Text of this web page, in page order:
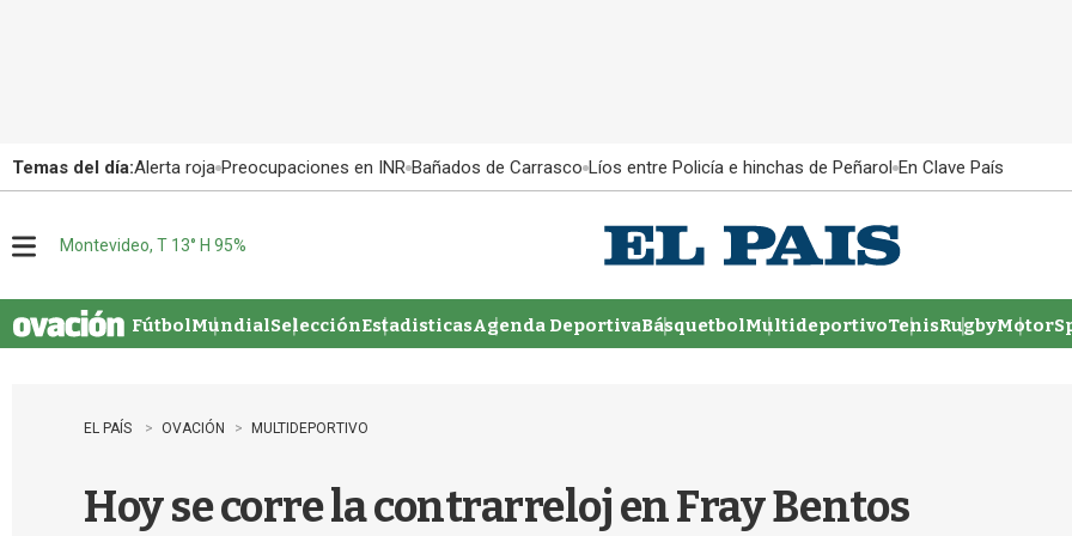
Temas del día:Alerta roja Preocupaciones en INR Bañados de Carrasco Líos entre Policía e hinchas de Peñarol En Clave País
u
Montevideo, T 13° H 95%
FútbolMundialSelecciónEstadisticasAgenda DeportivaBásquetbolMultideportivoTenisRugby
EL PAÍS OVACIÓN MULTIDEPORTIVO
Hoy se corre la contrarreloj en Fray Bentos